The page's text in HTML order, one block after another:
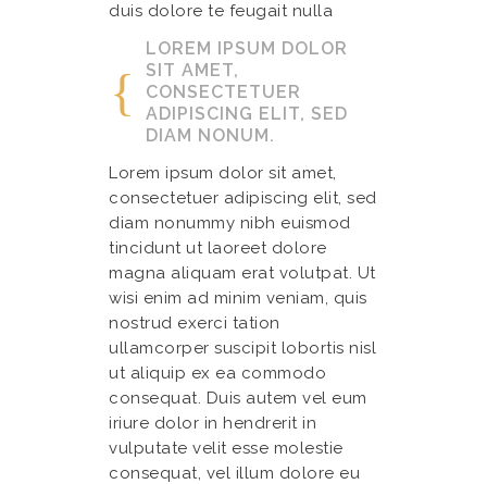
duis dolore te feugait nulla
LOREM IPSUM DOLOR
SIT AMET,
CONSECTETUER
ADIPISCING ELIT, SED
DIAM NONUM.
Lorem ipsum dolor sit amet,
consectetuer adipiscing elit, sed
diam nonummy nibh euismod
tincidunt ut laoreet dolore
magna aliquam erat volutpat. Ut
wisi enim ad minim veniam, quis
nostrud exerci tation
ullamcorper suscipit lobortis nisl
ut aliquip ex ea commodo
consequat. Duis autem vel eum
iriure dolor in hendrerit in
vulputate velit esse molestie
consequat, vel illum dolore eu